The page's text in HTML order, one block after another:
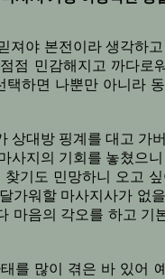
져야 본전이라 생각하
점 민감해지고 까다로
택하면 나뿐만 아니라
상대방 핑계를 대고 가
사지의 기회를 놓쳤으
기도 민망하니 오고
가워할 마사지사가 없
마음의 각오를 하고 기
를 많이 겪은 바 있어